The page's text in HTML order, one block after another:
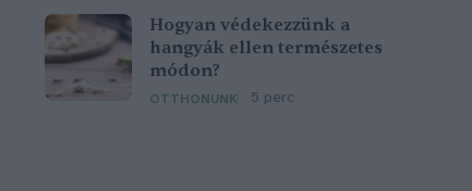
Hogyan védekezzünk a
hangyák ellen természetes
módon?
OTTHONUNK 5 perc